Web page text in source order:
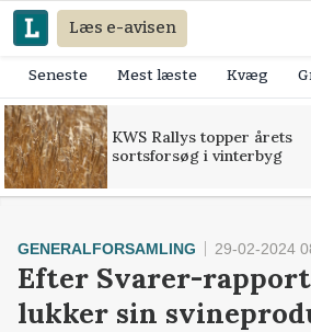
Læs e-avisen
Seneste Mest læste Kvæg
KWS Rallys topper årets
sortsforsøg i vinterbyg
GENERALFORSAMLING 29-02-2024
Efter Svarer-
lukker sin